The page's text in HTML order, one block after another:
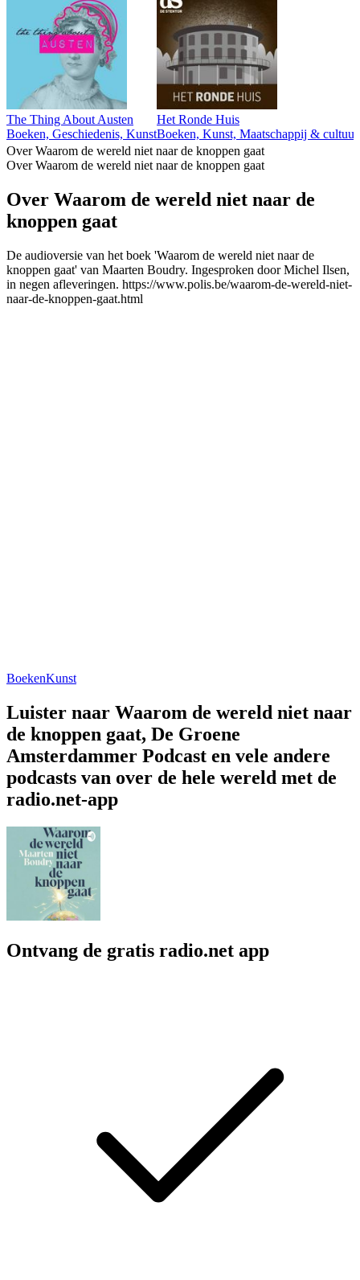
The Thing About Austen
Boeken, Geschiedenis, Kunst
Het Ronde Huis
Boeken, Kunst, Maatschappij &
Over Waarom de wereld niet naar de knoppen gaat
Over Waarom de wereld niet naar de knoppen gaat
Over Waarom de wereld niet naar de
knoppen gaat
De audioversie van het boek 'Waarom de wereld niet naar de
knoppen gaat' van Maarten Boudry. Ingesproken door Michel Ilsen,
in negen afleveringen. https://www.polis.be/waarom-de-wereld-niet-
naar-de-knoppen-gaat.html
BoekenKunst
Luister naar Waarom de wereld niet naar
de knoppen gaat, De Groene
Amsterdammer Podcast en vele andere
podcasts van over de hele wereld met de
radio.net-app
Ontvang de gratis radio.net app